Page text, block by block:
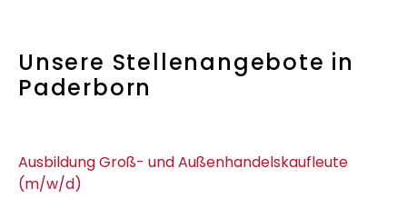
Unsere Stellenangebote in
Paderborn
Ausbildung Groß- und Außenhandelskaufleute
(m/w/d)